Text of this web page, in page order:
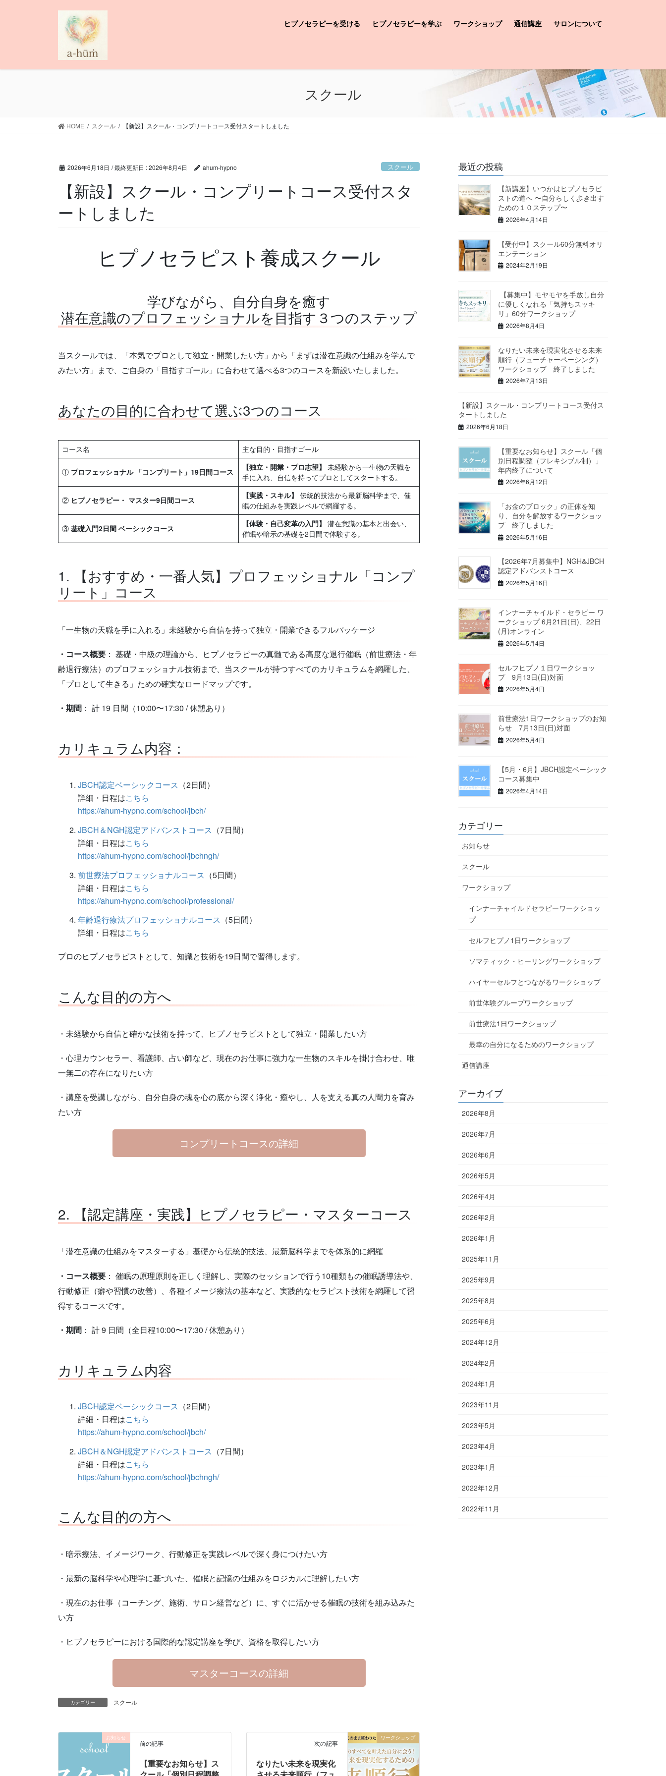
ヒプノセラピーを受ける
お客様からのご感想
ヒプノセラピーを学ぶ ワークショップ 通信講座 サロンについて
スクール
HOME スクール 【新設】スクール・コンプリートコース受付スタートしました
2026年6月18日 / 最終更新日 :2026年8月4日 ahum-hypno スクール
【新設】スクール・コンプリートコース受付スタ
ートしました
ヒプノセラピスト養成スクール
学びながら、自分自身を癒す
潜在意識のプロフェッショナルを目指す３つのステップ
当スクールでは、「本気でプロとして独立・開業したい方」から「まずは潜在意識の仕組みを学んで
みたい方」まで、ご自身の「目指すゴール」に合わせて選べる3つのコースを新設いたしました。
あなたの目的に合わせて選ぶ3つのコース
コース名 主な目的・目指すゴール
① プロフェッショナル 「コンプリート」19日間コース 【独立・開業・プロ志望】 未経験から一生物の天職を
手に入れ、自信を持ってプロとしてスタートする。
② ヒプノセラピー・ マスター9日間コース 【実践・スキル】 伝統的技法から最新脳科学まで、催
眠の仕組みを実践レベルで網羅する。
③ 基礎入門2日間 ベーシックコース 【体験・自己変革の入門】 潜在意識の基本と出会い、
催眠や暗示の基礎を2日間で体験する。
1. 【おすすめ・一番人気】プロフェッショナル「コンプ
リート」コース
「一生物の天職を手に入れる」未経験から自信を持って独立・開業できるフルパッケージ
・コース概要 ： 基礎・中級の理論から、ヒプノセラピーの真髄である高度な退行催眠（前世療法・年
齢退行療法）のプロフェッショナル技術まで、当スクールが持つすべてのカリキュラムを網羅した、
「プロとして生きる」ための確実なロードマップです。
・期間 ： 計 19 日間（10:00〜17:30 / 休憩あり）
カリキュラム内容：
JBCH認定ベーシックコース （2日間）
詳細・日程はこちら
https://ahum-hypno.com/school/jbch/
JBCH＆NGH認定アドバンストコース （7日間）
詳細・日程はこちら
https://ahum-hypno.com/school/jbchngh/
前世療法プロフェッショナルコース （5日間）
詳細・日程はこちら
https://ahum-hypno.com/school/professional/
年齢退行療法プロフェッショナルコース （5日間）
詳細・日程はこちら
プロのヒプノセラピストとして、知識と技術を19日間で習得します。
こんな目的の方へ
・未経験から自信と確かな技術を持って、ヒプノセラピストとして独立・開業したい方
・心理カウンセラー、看護師、占い師など、現在のお仕事に強力な一生物のスキルを掛け合わせ、唯
一無二の存在になりたい方
・講座を受講しながら、自分自身の魂を心の底から深く浄化・癒やし、人を支える真の人間力を育み
たい方
コンプリートコースの詳細
2. 【認定講座・実践】ヒプノセラピー・マスターコース
「潜在意識の仕組みをマスターする」基礎から伝統的技法、最新脳科学までを体系的に網羅
・コース概要 ： 催眠の原理原則を正しく理解し、実際のセッションで行う10種類もの催眠誘導法や、
行動修正（癖や習慣の改善）、各種イメージ療法の基本など、実践的なセラピスト技術を網羅して習
得するコースです。
・期間 ： 計 9 日間（全日程10:00〜17:30 / 休憩あり）
カリキュラム内容
JBCH認定ベーシックコース （2日間）
詳細・日程はこちら
https://ahum-hypno.com/school/jbch/
JBCH＆NGH認定アドバンストコース （7日間）
詳細・日程はこちら
https://ahum-hypno.com/school/jbchngh/
こんな目的の方へ
・暗示療法、イメージワーク、行動修正を実践レベルで深く身につけたい方
・最新の脳科学や心理学に基づいた、催眠と記憶の仕組みをロジカルに理解したい方
・現在のお仕事（コーチング、施術、サロン経営など）に、すぐに活かせる催眠の技術を組み込みた
い方
・ヒプノセラピーにおける国際的な認定講座を学び、資格を取得したい方
マスターコースの詳細
カテゴリー スクール
お知らせ
前の記事
【重要なお知らせ】ス
ワークショップ
次の記事
なりたい未来を現実化
最近の投稿
【新講座】いつかはヒプノセラピ
ストの道へ 〜自分らしく歩き出す
ための１０ステップ〜
2026年4月14日
【受付中】スクール60分無料オリ
エンテーション
2024年2月19日
【募集中】モヤモヤを手放し自分
に優しくなれる「気持ちスッキ
リ」60分ワークショップ
2026年8月4日
なりたい未来を現実化させる未来
順行（フューチャーペーシング）
ワークショップ 終了しました
2026年7月13日
【新設】スクール・コンプリートコース受付ス
タートしました
2026年6月18日
【重要なお知らせ】スクール「個
別日程調整（フレキシブル制）」
年内終了について
2026年6月12日
「お金のブロック」の正体を知
り、自分を解放するワークショッ
プ 終了しました
2026年5月16日
【2026年7月募集中】NGH&JBCH
認定アドバンストコース
2026年5月16日
インナーチャイルド・セラピー ワ
ークショップ 6月21日(日)、22日
(月)オンライン
2026年5月4日
セルフヒプノ１日ワークショッ
プ 9月13日(日)対面
2026年5月4日
前世療法1日ワークショップのお知
らせ 7月13日(日)対面
2026年5月4日
【5月・6月】JBCH認定ベーシック
コース募集中
2026年4月14日
カテゴリー
お知らせ
スクール
ワークショップ
インナーチャイルドセラピーワークショッ
プ
セルフヒプノ1日ワークショップ
ソマティック・ヒーリングワークショップ
ハイヤーセルフとつながるワークショップ
前世体験グループワークショップ
前世療法1日ワークショップ
最幸の自分になるためのワークショップ
通信講座
アーカイブ
2026年8月
2026年7月
2026年6月
2026年5月
2026年4月
2026年2月
2026年1月
2025年11月
2025年9月
2025年8月
2025年6月
2024年12月
2024年2月
2024年1月
2023年11月
2023年5月
2023年4月
2023年1月
2022年12月
2022年11月